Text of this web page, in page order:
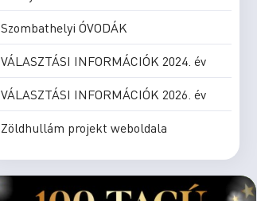
Szombathelyi ÓVODÁK
VÁLASZTÁSI INFORMÁCIÓK 2024. év
VÁLASZTÁSI INFORMÁCIÓK 2026. év
Zöldhullám projekt weboldala